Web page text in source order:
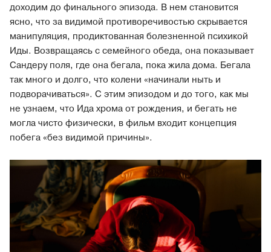
доходим до финального эпизода. В нем становится
ясно, что за видимой противоречивостью скрывается
манипуляция, продиктованная болезненной психикой
Иды. Возвращаясь с семейного обеда, она показывает
Сандеру поля, где она бегала, пока жила дома. Бегала
так много и долго, что колени «начинали ныть и
подворачиваться». С этим эпизодом и до того, как мы
не узнаем, что Ида хрома от рождения, и бегать не
могла чисто физически, в фильм входит концепция
побега «без видимой причины».